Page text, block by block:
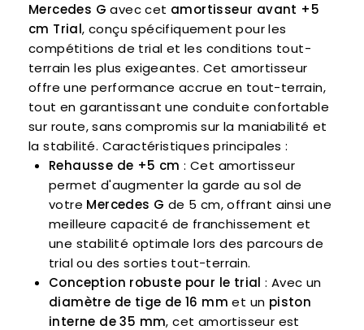
Mercedes G avec cet amortisseur avant +5
cm Trial, conçu spécifiquement pour les
compétitions de trial et les conditions tout-
terrain les plus exigeantes. Cet amortisseur
offre une performance accrue en tout-terrain,
tout en garantissant une conduite confortable
sur route, sans compromis sur la maniabilité et
la stabilité. Caractéristiques principales :
Rehausse de +5 cm : Cet amortisseur
permet d'augmenter la garde au sol de
votre Mercedes G de 5 cm, offrant ainsi une
meilleure capacité de franchissement et
une stabilité optimale lors des parcours de
trial ou des sorties tout-terrain.
Conception robuste pour le trial : Avec un
diamètre de tige de 16 mm et un piston
interne de 35 mm, cet amortisseur est